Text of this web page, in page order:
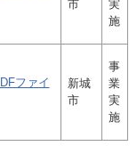
市
実
施
ファイ
新城
市
事
業
実
施